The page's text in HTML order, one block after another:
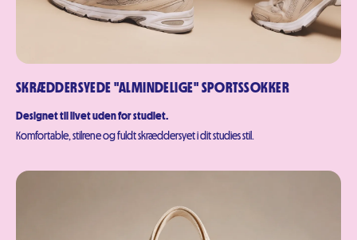
SKRÆDDERSYEDE "ALMINDELIGE" SPORTSSOKKER
Designet til livet uden for studiet.
Komfortable, stilrene og fuldt skræddersyet i dit studies stil.